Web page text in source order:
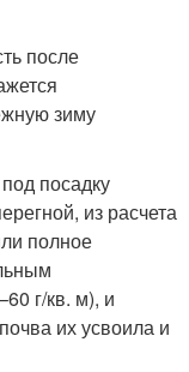
после
зиму
посадку
из расчета
полное
г/кв. м), и
их усвоила и